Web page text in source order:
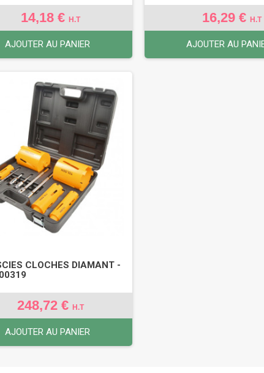
14,18 € H.T
AJOUTER AU PANIER
16,29 €H.T
AJOUTER AU
CLOCHES DIAMANT -
248,72 € H.T
AJOUTER AU PANIER